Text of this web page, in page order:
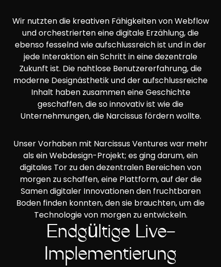
Wir nutzten die kreativen Fähigkeiten von Webflow
und orchestrierten eine digitale Erzählung, die
ebenso fesselnd wie aufschlussreich ist und in der
jede Interaktion ein Schritt in eine dezentrale
Zukunft ist. Die nahtlose Benutzererfahrung, die
moderne Designästhetik und der aufschlussreiche
Inhalt haben zusammen eine Geschichte
geschaffen, die so innovativ ist wie die
Unternehmungen, die Narcissus fördern wollte.
Unser Vorhaben mit Narcissus Ventures war mehr
als ein Webdesign-Projekt; es ging darum, ein
digitales Tor zu den dezentralen Bereichen von
morgen zu schaffen, eine Plattform, auf der die
Samen digitaler Innovationen den fruchtbaren
Boden finden konnten, den sie brauchten, um die
Technologie von morgen zu entwickeln.
Endgültige Live-
Implementierung